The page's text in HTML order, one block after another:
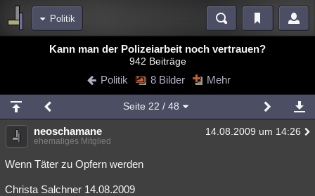
Politik
Blogs Videos
Chat Wiki Neuigkeiten
meine Rubriken
Menschen Wissenschaft Mystery Kriminalfälle
Spiritualität Verschwörungen
Natur Umfragen Unterhaltung
Kann man der Polizeiarbeit noch vertrauen?
942 Beiträge
Politik 8 Bilder Mehr
Seite 22 / 48
neoschamane 14.08.2009 um 14:26
ehemaliges Mitglied
Wenn Täter zu Opfern werden
Christa Salchner 14.08.2009